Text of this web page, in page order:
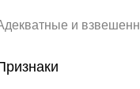
и